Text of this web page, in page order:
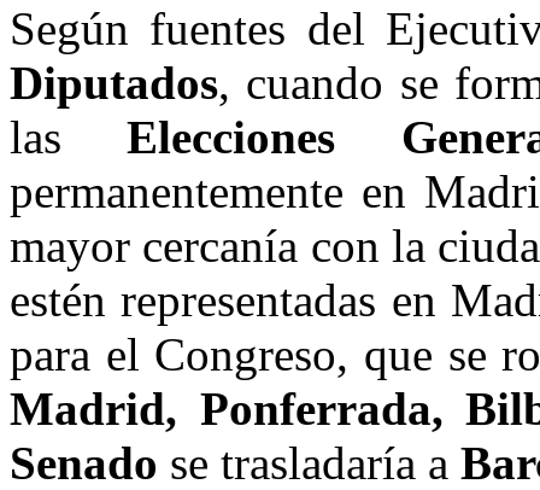
Según fuentes del
Diputados, cuando se
lasElecciones
permanentemente en
mayor cercanía con la
estén representadas en
para el Congreso, que se
Madrid, Ponferrada,
Senado se trasladaría a